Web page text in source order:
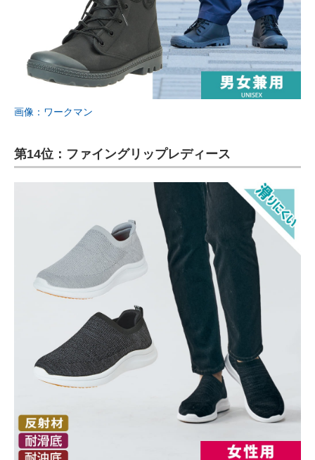
画像：ワークマン
第14位：ファイングリップレディース